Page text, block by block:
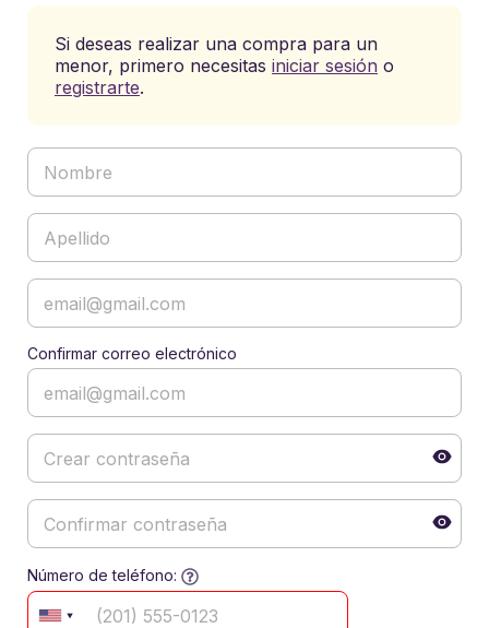
Si deseas realizar una compra para un
menor, primero necesitas iniciar sesión o
registrarte.
Confirmar correo electrónico
Número de teléfono: